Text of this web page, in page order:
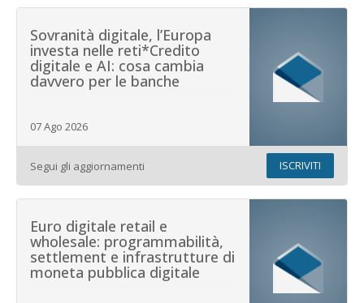
Sovranità digitale, l’Europa
investa nelle reti*Credito
digitale e AI: cosa cambia
davvero per le banche
07 Ago 2026
Segui gli aggiornamenti ISCRIVITI
Euro digitale retail e
wholesale: programmabilità,
settlement e infrastrutture di
moneta pubblica digitale